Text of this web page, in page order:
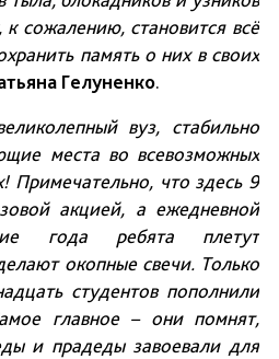
к сожалению, становится всё
память о них в своих
Гелуненко.
вуз, стабильно
места во всевозможных
Примечательно, что здесь 9
акцией, а ежедневной
года ребята плетут
окопные свечи. Только
студентов пополнили
главное – они помнят,
и прадеды завоевали для